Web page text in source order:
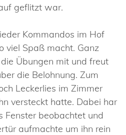
geflitzt war.
Kommandos im Hof
viel Spaß macht. Ganz
Übungen mit und freut
die Belohnung. Zum
Leckerlies im Zimmer
versteckt hatte. Dabei har
Fenster beobachtet und
aufmachte um ihn rein